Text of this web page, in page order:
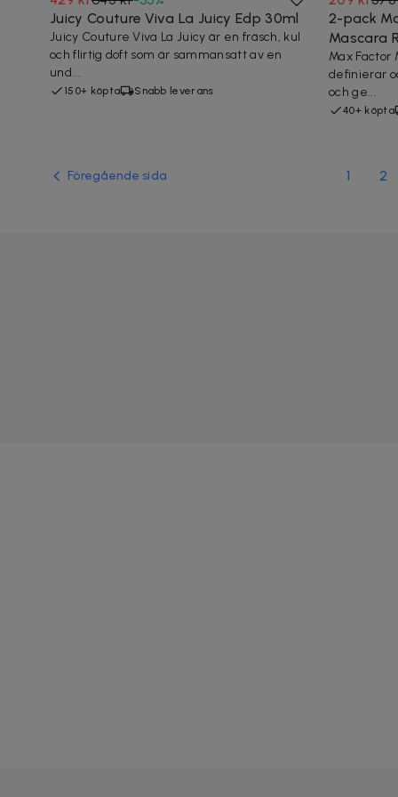
Juicy Couture Viva La Juicy Edp 30ml
Juicy Couture Viva La Juicy är en fräsch, kul
och flirtig doft som är sammansatt av en
und...
150+ köpta Snabb leverans
2-pack
Mascara
Max Factor
definierar
och ge...
40+ köpta
Föregående sida 1 2